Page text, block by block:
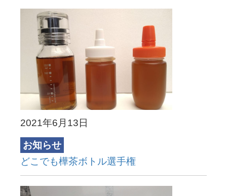
2021年6月13日
お知らせ
どこでも樺茶ボトル選手権